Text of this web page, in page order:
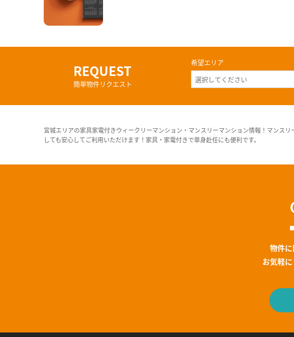
REQUEST
簡単物件リクエスト
希望エリア
宮城エリアの家具家電付きウィークリーマンション・マンスリーマンション情報！マンス
しても安心してご利用いただけます！家具・家電付きで単身赴任にも便利です。
物件に
お気軽